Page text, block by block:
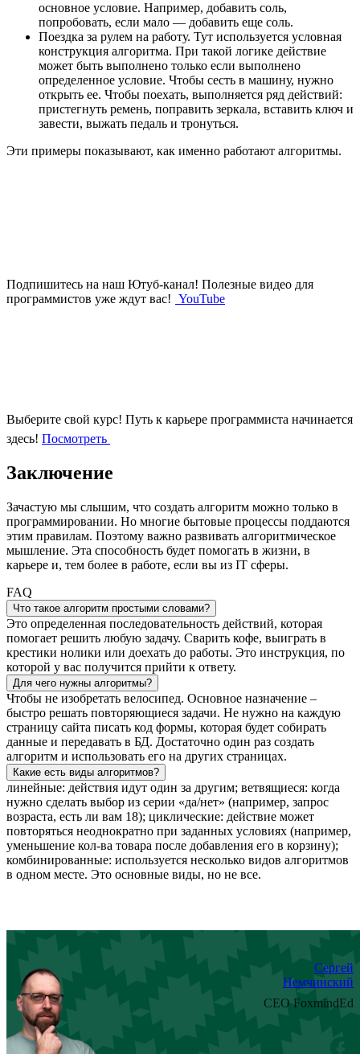
основное условие. Например, добавить соль,
попробовать, если мало — добавить еще соль.
Поездка за рулем на работу. Тут используется условная
конструкция алгоритма. При такой логике действие
может быть выполнено только если выполнено
определенное условие. Чтобы сесть в машину, нужно
открыть ее. Чтобы поехать, выполняется ряд действий:
пристегнуть ремень, поправить зеркала, вставить ключ и
завести, выжать педаль и тронуться.
Эти примеры показывают, как именно работают алгоритмы.
Подпишитесь на наш Ютуб-канал! Полезные видео для
программистов уже ждут вас! YouTube
Выберите свой курс! Путь к карьере программиста начинается
здесь! Посмотреть
Заключение
Зачастую мы слышим, что создать алгоритм можно только в
программировании. Но многие бытовые процессы поддаются
этим правилам. Поэтому важно развивать алгоритмическое
мышление. Эта способность будет помогать в жизни, в
карьере и, тем более в работе, если вы из IT сферы.
FAQ
Что такое алгоритм простыми словами?
Это определенная последовательность действий, которая
помогает решить любую задачу. Сварить кофе, выиграть в
крестики нолики или доехать до работы. Это инструкция, по
которой у вас получится прийти к ответу.
Для чего нужны алгоритмы?
Чтобы не изобретать велосипед. Основное назначение –
быстро решать повторяющиеся задачи. Не нужно на каждую
страницу сайта писать код формы, которая будет собирать
данные и передавать в БД. Достаточно один раз создать
алгоритм и использовать его на других страницах.
Какие есть виды алгоритмов?
линейные: действия идут один за другим; ветвящиеся: когда
нужно сделать выбор из серии «да/нет» (например, запрос
возраста, есть ли вам 18); циклические: действие может
повторяться неоднократно при заданных условиях (например,
уменьшение кол-ва товара после добавления его в корзину);
комбинированные: используется несколько видов алгоритмов
в одном месте. Это основные виды, но не все.
Сергей
Немчинский
CEO FoxmindEd